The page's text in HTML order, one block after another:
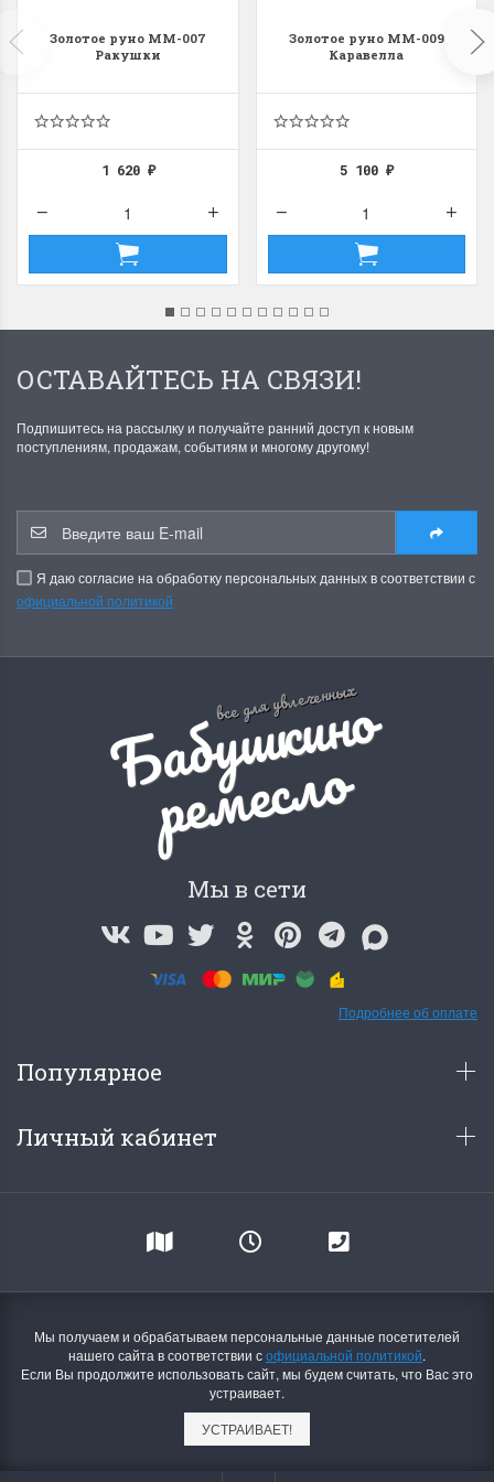
Золотое руно ММ-007
Ракушки
1 620 ₽
Золотое руно ММ-009
Каравелла
5 100₽
ОСТАВАЙТЕСЬ НА СВЯЗИ!
Подпишитесь на рассылку и получайте ранний доступ к новым
поступлениям, продажам, событиям и многому другому!
Я даю согласие на обработку персональных данных в соответствии с
официальной политикой
все для увлеченных
Б
а
б
у
ш
к
и
н
о
р
е
м
е
с
л
о
Мы в сети
Подробнее об оплате
Популярное
Личный кабинет
Мы получаем и обрабатываем персональные данные посетителей
нашего сайта в соответствии софициальной политикой.
Если Вы продолжите использовать сайт, мы будем считать, что Вас это
устраивает.
УСТРАИВАЕТ!